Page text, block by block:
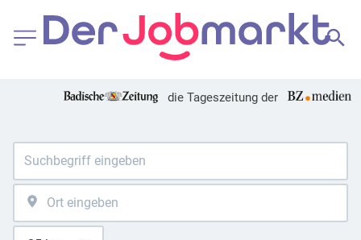
die Tageszeitung der